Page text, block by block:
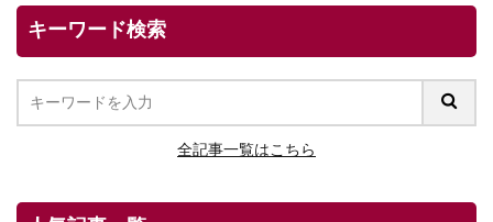
キーワード検索
全記事一覧はこちら